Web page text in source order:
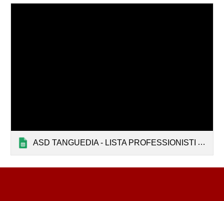
ASD TANGUEDIA - LISTA PROFESSIONISTI ASSOCIATI (PUBBLICA)